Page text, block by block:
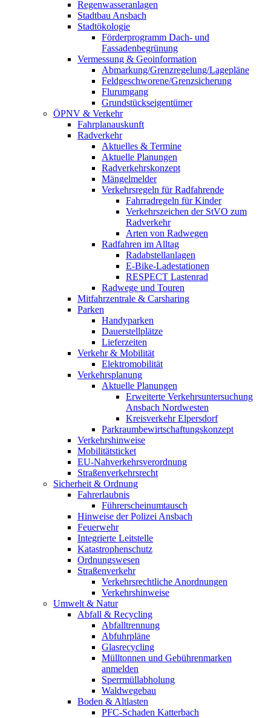
Regenwasseranlagen
Stadtbau Ansbach
Stadtökologie
Förderprogramm Dach- und
Fassadenbegrünung
Vermessung & Geoinformation
Abmarkung/Grenzregelung/Lagepläne
Feldgeschworene/Grenzsicherung
Flurumgang
Grundstückseigentümer
ÖPNV & Verkehr
Fahrplanauskunft
Radverkehr
Aktuelles & Termine
Aktuelle Planungen
Radverkehrskonzept
Mängelmelder
Verkehrsregeln für Radfahrende
Fahrradregeln für Kinder
Verkehrszeichen der StVO zum
Radverkehr
Arten von Radwegen
Radfahren im Alltag
Radabstellanlagen
E-Bike-Ladestationen
RESPECT Lastenrad
Radwege und Touren
Mitfahrzentrale & Carsharing
Parken
Handyparken
Dauerstellplätze
Lieferzeiten
Verkehr & Mobilität
Elektromobilität
Verkehrsplanung
Aktuelle Planungen
Erweiterte Verkehrsuntersuchung
Ansbach Nordwesten
Kreisverkehr Elpersdorf
Parkraumbewirtschaftungskonzept
Verkehrshinweise
Mobilitätsticket
EU-Nahverkehrsverordnung
Straßenverkehrsrecht
Sicherheit & Ordnung
Fahrerlaubnis
Führerscheinumtausch
Hinweise der Polizei Ansbach
Feuerwehr
Integrierte Leitstelle
Katastrophenschutz
Ordnungswesen
Straßenverkehr
Verkehrsrechtliche Anordnungen
Verkehrshinweise
Umwelt & Natur
Abfall & Recycling
Abfalltrennung
Abfuhrpläne
Glasrecycling
Mülltonnen und Gebührenmarken
anmelden
Sperrmüllabholung
Waldwegebau
Boden & Altlasten
PFC-Schaden Katterbach